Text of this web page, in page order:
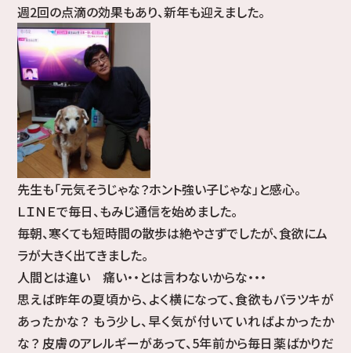
週2回の点滴の効果もあり、新年も迎えました。
先生も「元気そうじゃな？ホント強い子じゃな」と感心。
ＬＩＮＥで毎日、もみじ通信を始めました。
毎朝、寒くても短時間の散歩は絶やさずでしたが、食欲にム
ラが大きく出てきました。
人間とは違い 痛い・・とは言わないからな・・・
思えば昨年の夏頃から、よく横になって、食欲もバラツキが
あったかな？ もう少し、早く気が付いていればよかったか
な？ 皮膚のアレルギーがあって、5年前から毎日薬ばかりだ